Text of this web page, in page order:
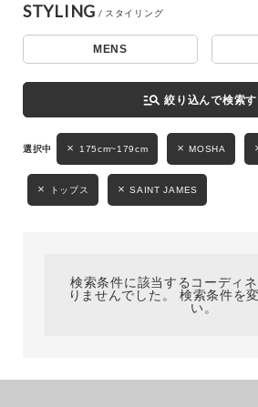
キーワード
性別
MENS LADIES
ブランド
STYLING
MENS
manage_search 絞り込んで検索す
175cm~179cm MOSHA
トップス SAINT JAMES
検索条件に該当するコーディ
りませんでした。 検索条件を
い。